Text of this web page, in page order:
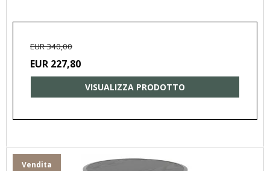
EUR 340,00
EUR 227,80
VISUALIZZA PRODOTTO
Vendita